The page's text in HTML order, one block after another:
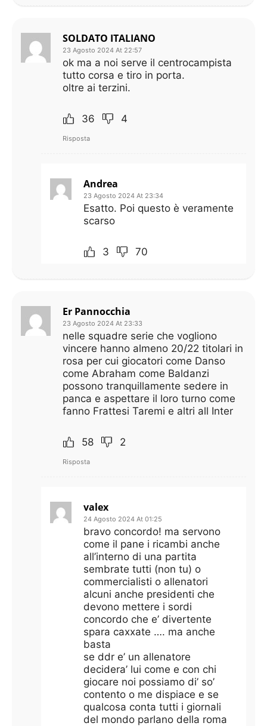
SOLDATO ITALIANO
23 Agosto 2024 At 22:57
ok ma a noi serve il centrocampista
tutto corsa e tiro in porta.
oltre ai terzini.
36 4
Risposta
Andrea
23 Agosto 2024 At 23:34
Esatto. Poi questo è veramente
scarso
3 70
Er Pannocchia
23 Agosto 2024 At 23:33
nelle squadre serie che vogliono
vincere hanno almeno 20/22 titolari in
rosa per cui giocatori come Danso
come Abraham come Baldanzi
possono tranquillamente sedere in
panca e aspettare il loro turno come
fanno Frattesi Taremi e altri all Inter
58 2
Risposta
valex
24 Agosto 2024 At 01:25
bravo concordo! ma servono
come il pane i ricambi anche
all’interno di una partita
sembrate tutti (non tu) o
commercialisti o allenatori
alcuni anche presidenti che
devono mettere i sordi
concordo che e’ divertente
spara caxxate …. ma anche
basta
se ddr e’ un allenatore
decidera’ lui come e con chi
giocare noi possiamo di’ so’
contento o me dispiace e se
qualcosa conta tutti i giornali
del mondo parlano della roma